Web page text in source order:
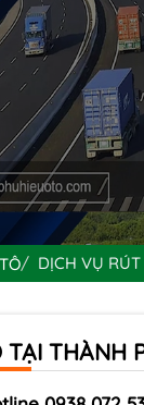
DỊCH VỤ
THÀNH